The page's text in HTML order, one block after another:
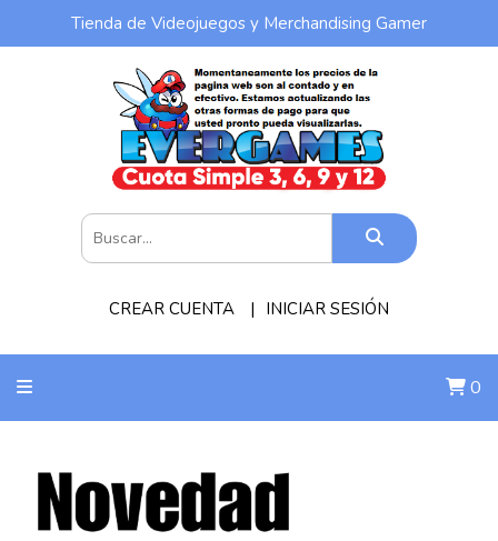
Tienda de Videojuegos y Merchandising Gamer
CREAR CUENTA INICIAR SESIÓN
0